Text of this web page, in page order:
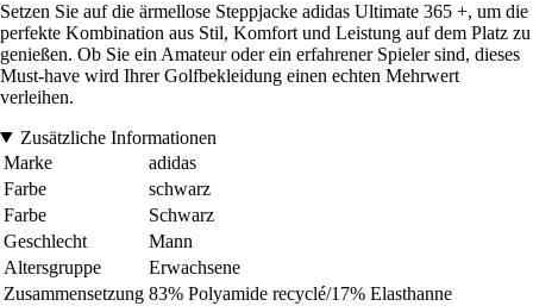
Setzen Sie auf die ärmellose Steppjacke adidas Ultimate 365 +, um die
perfekte Kombination aus Stil, Komfort und Leistung auf dem Platz zu
genießen. Ob Sie ein Amateur oder ein erfahrener Spieler sind, dieses
Must-have wird Ihrer Golfbekleidung einen echten Mehrwert
verleihen.
Zusätzliche Informationen
Marke
adidas
Farbe
schwarz
Farbe
Schwarz
Geschlecht
Mann
Altersgruppe
Erwachsene
Zusammensetzung 83% Polyamide recyclé/17% Elasthanne